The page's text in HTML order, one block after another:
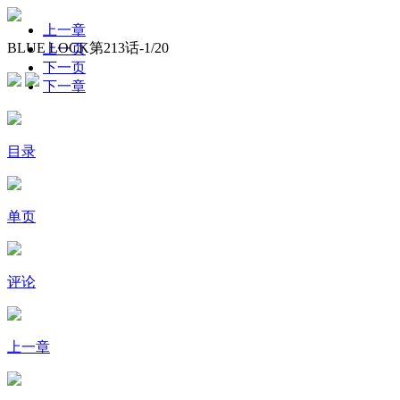
BLUE LOCK第213话-1/20
上一章
上一页
下一页
下一章
目录
单页
评论
上一章